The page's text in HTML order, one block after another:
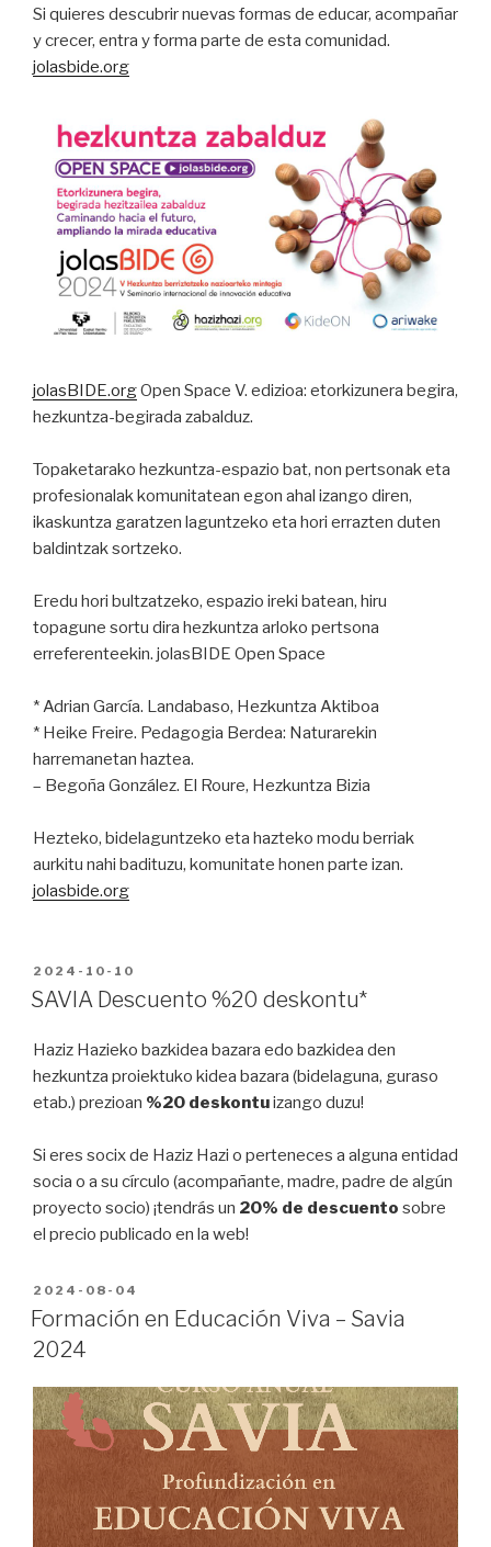
Si quieres descubrir nuevas formas de educar, acompañar
y crecer, entra y forma parte de esta comunidad.
jolasbide.org
jolasBIDE.orgOpen Space V. edizioa: etorkizunera begira,
hezkuntza-begirada zabalduz.
Topaketarako hezkuntza-espazio bat, non pertsonak eta
profesionalak komunitatean egon ahal izango diren,
ikaskuntza garatzen laguntzeko eta hori errazten duten
baldintzak sortzeko.
Eredu hori bultzatzeko, espazio ireki batean, hiru
topagune sortu dira hezkuntza arloko pertsona
erreferenteekin. jolasBIDE Open Space
* Adrian García. Landabaso, Hezkuntza Aktiboa
* Heike Freire. Pedagogia Berdea: Naturarekin
harremanetan haztea.
– Begoña González. El Roure, Hezkuntza Bizia
Hezteko, bidelaguntzeko eta hazteko modu berriak
aurkitu nahi badituzu, komunitate honen parte izan.
jolasbide.org
PUBLICADO
EN
2024-10-10
SAVIA Descuento %20 deskontu*
Haziz Hazieko bazkidea bazara edo bazkidea den
hezkuntza proiektuko kidea bazara (bidelaguna, guraso
etab.) prezioan %20 deskontuizango duzu!
Si eres socix de Haziz Hazi o perteneces a alguna entidad
socia o a su círculo (acompañante, madre, padre de algún
proyecto socio) ¡tendrás un 20% de descuento sobre
el precio publicado en la web!
PUBLICADO
EN
2024-08-04
Formación en Educación Viva – Savia
2024